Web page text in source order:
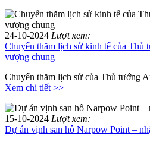
24-10-2024 Lượt xem:
Chuyến thăm lịch sử kinh tế của
vượng chung
Chuyến thăm lịch sử của Thủ tướng
Xem chi tiết >>
15-10-2024 Lượt xem:
Dự án vịnh san hô Narpow Point –